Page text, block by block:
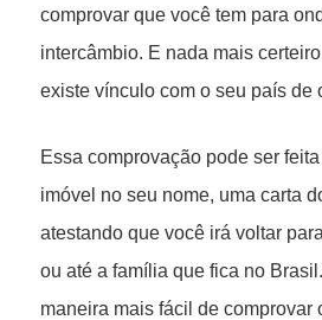
comprovar que você tem para
intercâmbio. E nada mais
existe vínculo com o seu país de
Essa comprovação pode ser
imóvel no seu nome, uma carta
atestando que você irá voltar
ou até a família que fica no
maneira mais fácil de